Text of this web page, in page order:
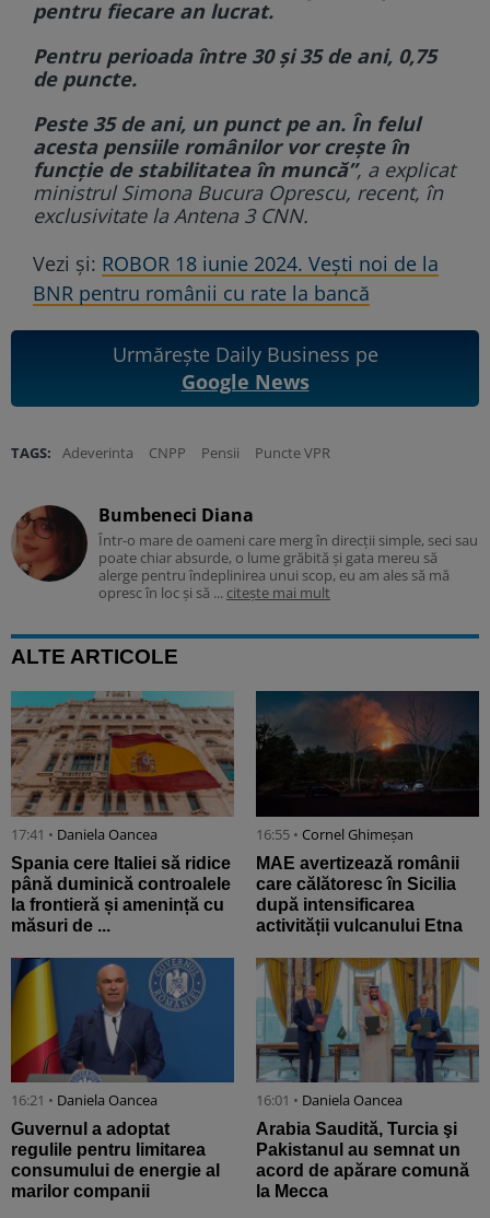
pentru fiecare an lucrat.
Pentru perioada între 30 și 35 de ani, 0,75
de puncte.
Peste 35 de ani, un punct pe an. În felul
acesta pensiile românilor vor crește în
funcție de stabilitatea în muncă”, a explicat
ministrul Simona Bucura Oprescu, recent, în
exclusivitate la Antena 3 CNN.
Vezi și: ROBOR 18 iunie 2024. Vești noi de la
BNR pentru românii cu rate la bancă
Urmărește Daily Business pe
Google News
TAGS: Adeverinta CNPP Pensii Puncte VPR
Bumbeneci Diana
Într-o mare de oameni care merg în direcții simple, seci sau
poate chiar absurde, o lume grăbită și gata mereu să
alerge pentru îndeplinirea unui scop, eu am ales să mă
opresc în loc și să ... citește mai mult
ALTE ARTICOLE
17:41 • Daniela Oancea
Spania cere Italiei să ridice
până duminică controalele
la frontieră și amenință cu
măsuri de ...
16:55 • Cornel Ghimeșan
MAE avertizează românii
care călătoresc în Sicilia
după intensificarea
activității vulcanului Etna
16:21 • Daniela Oancea
Guvernul a adoptat
regulile pentru limitarea
consumului de energie al
marilor companii
16:01 • Daniela Oancea
Arabia Saudită, Turcia şi
Pakistanul au semnat un
acord de apărare comună
la Mecca